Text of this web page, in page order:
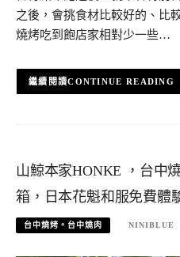
之後，會挑食材比較好的、比
燒烤吃到飽店家相對少一些…
CONTINUE READING
山鯨本家HONKE ，台中
箱，日本花魁和服免費體
台中燒烤。台中燒肉 NINIBLUE